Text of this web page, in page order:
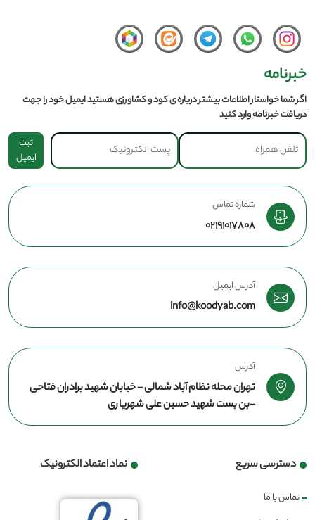
خبرنامه
اگر شما خواستار اطلاعات بیشتر درباره ی کود و کشاورزی هستید ایمیل خود را جهت
دریافت خبرنامه وارد کنید
ثبت
ایمیل
شماره تماس
02191017808
آدرس ایمیل
info@koodyab.com
آدرس
تهران محله نظام آباد شمالی - خیابان شهید برادران فتاحی
-بن بست شهید حسین علی شهریاری
دسترسی سریع
تماس با ما
نماد اعتماد الکترونیک